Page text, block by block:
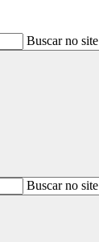
Buscar no site
BuscarBuscar no site